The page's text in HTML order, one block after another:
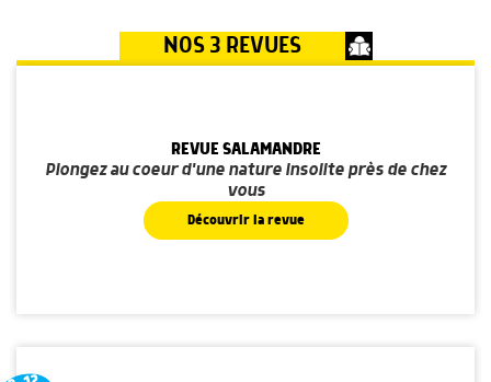
NOS 3 REVUES
REVUE SALAMANDRE
Plongez au coeur d'une nature insolite près de chez
vous
Découvrir la revue